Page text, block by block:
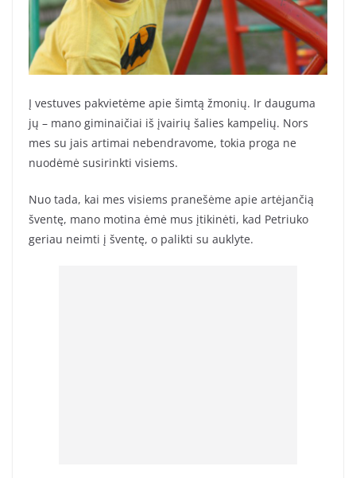
Į vestuves pakvietėme apie šimtą žmonių. Ir dauguma
jų – mano giminaičiai iš įvairių šalies kampelių. Nors
mes su jais artimai nebendravome, tokia proga ne
nuodėmė susirinkti visiems.
Nuo tada, kai mes visiems pranešėme apie artėjančią
šventę, mano motina ėmė mus įtikinėti, kad Petriuko
geriau neimti į šventę, o palikti su auklyte.